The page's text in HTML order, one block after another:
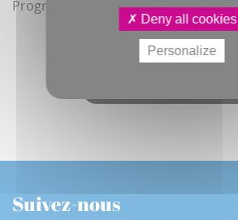
Programme sur
rdvbdamiens.com.
Suivez-nous
Deny all cookies
Personalize